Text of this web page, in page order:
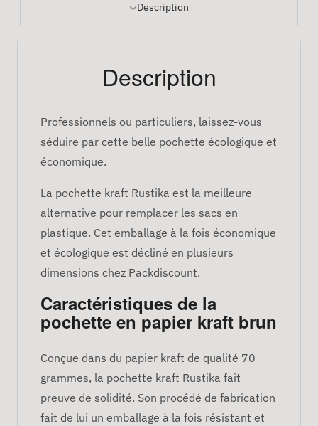
Description
Description
Professionnels ou particuliers, laissez-vous
séduire par cette belle pochette écologique et
économique.
La pochette kraft Rustika est la meilleure
alternative pour remplacer les sacs en
plastique. Cet emballage à la fois économique
et écologique est décliné en plusieurs
dimensions chez Packdiscount.
Caractéristiques de la
pochette en papier kraft brun
Conçue dans du papier kraft de qualité 70
grammes, la pochette kraft Rustika fait
preuve de solidité. Son procédé de fabrication
fait de lui un emballage à la fois résistant et